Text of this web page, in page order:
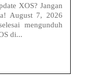
XOS? Jangan
August 7, 2026
mengunduh
di...